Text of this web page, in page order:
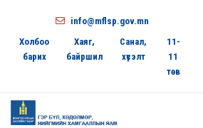
info@mflsp.gov.mn
Холбоо
барих
Хаяг,
байршил
Санал,
хүсэлт
11-
11
төв